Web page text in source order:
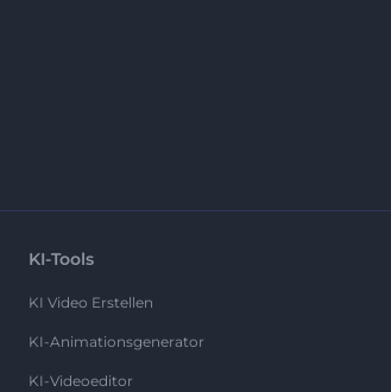
KI-Tools
KI Video Erstellen
KI-Animationsgenerator
KI-Videoeditor